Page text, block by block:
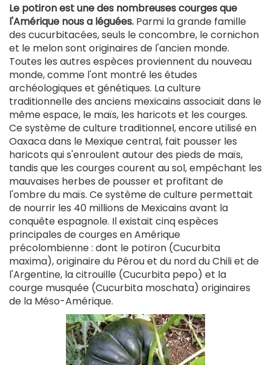
Le potiron est une des nombreuses courges que
l'Amérique nous a léguées. Parmi la grande famille
des cucurbitacées, seuls le concombre, le cornichon
et le melon sont originaires de l'ancien monde.
Toutes les autres espèces proviennent du nouveau
monde, comme l'ont montré les études
archéologiques et génétiques. La culture
traditionnelle des anciens mexicains associait dans le
même espace, le maïs, les haricots et les courges.
Ce système de culture traditionnel, encore utilisé en
Oaxaca dans le Mexique central, fait pousser les
haricots qui s'enroulent autour des pieds de maïs,
tandis que les courges courent au sol, empêchant les
mauvaises herbes de pousser et profitant de
l'ombre du maïs. Ce système de culture permettait
de nourrir les 40 millions de Mexicains avant la
conquête espagnole. Il existait cinq espèces
principales de courges en Amérique
précolombienne : dont le potiron (Cucurbita
maxima), originaire du Pérou et du nord du Chili et de
l'Argentine, la citrouille (Cucurbita pepo) et la
courge musquée (Cucurbita moschata) originaires
de la Méso-Amérique.